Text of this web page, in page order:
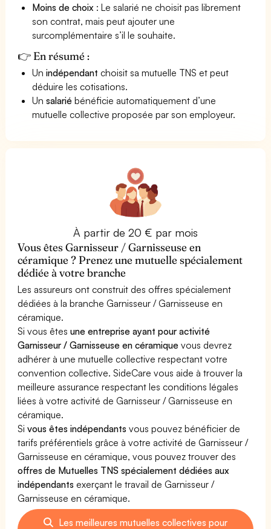
Moins de choix : Le salarié ne choisit pas librement
son contrat, mais peut ajouter une
surcomplémentaire s’il le souhaite.
👉 En résumé :
Unindépendant choisit sa mutuelle TNS et peut
déduire les cotisations.
Unsalarié bénéficie automatiquement d’une
mutuelle collective proposée par son employeur.
À partir de 20 € par mois
Vous êtes Garnisseur / Garnisseuse en
céramique ? Prenez une mutuelle spécialement
dédiée à votre branche
Les assureurs ont construit des offres spécialement
dédiées à la branche Garnisseur / Garnisseuse en
céramique.
Si vous êtesune entreprise ayant pour activité
Garnisseur / Garnisseuse en céramique vous devrez
adhérer à une mutuelle collective respectant votre
convention collective. SideCare vous aide à trouver la
meilleure assurance respectant les conditions légales
liées à votre activité de Garnisseur / Garnisseuse en
céramique.
Sivous êtes indépendants vous pouvez bénéficier de
tarifs préférentiels grâce à votre activité de Garnisseur /
Garnisseuse en céramique, vous pouvez trouver des
offres de Mutuelles TNS spécialement dédiées aux
indépendants exerçant le travail de Garnisseur /
Garnisseuse en céramique.
Les meilleures mutuelles collectives pour